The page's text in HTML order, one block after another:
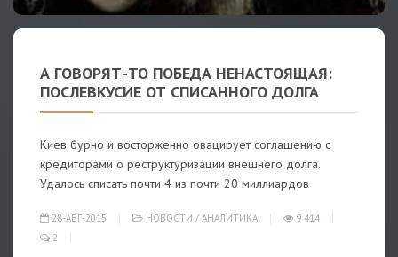
А ГОВОРЯТ-ТО ПОБЕДА НЕНАСТОЯЩАЯ:
ПОСЛЕВКУСИЕ ОТ СПИСАННОГО ДОЛГА
Киев бурно и восторженно овацирует соглашению с
кредиторами о реструктуризации внешнего долга.
Удалось списать почти 4 из почти 20 миллиардов
28-АВГ-2015 НОВОСТИ / АНАЛИТИКА
9 414
2